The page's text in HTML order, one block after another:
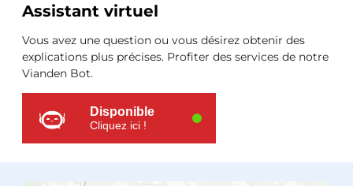
Ressources
supplémentaires
Assistant virtuel
Vous avez une question ou vous désirez obtenir des
explications plus précises. Profiter des services de notre
Vianden Bot.
Disponible
Cliquez ici !